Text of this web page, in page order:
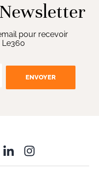
pour recevoir
Le360
ENVOYER